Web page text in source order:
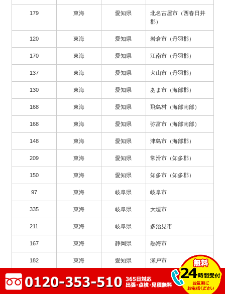
179 東海 愛知県
北名古屋市（西春日井
郡）
120 東海 愛知県 岩倉市（丹羽郡）
170 東海 愛知県 江南市（丹羽郡）
137 東海 愛知県 犬山市（丹羽郡）
130 東海 愛知県 あま市（海部郡）
168 東海 愛知県 飛島村（海部南部）
168 東海 愛知県 弥富市（海部南部）
148 東海 愛知県 津島市（海部郡）
209 東海 愛知県 常滑市（知多郡）
150 東海 愛知県 知多市（知多郡）
97 東海 岐阜県 岐阜市
335 東海 岐阜県 大垣市
211 東海 岐阜県 多治見市
167 東海 静岡県 熱海市
182 東海 愛知県 瀬戸市
263 東海 愛知県 豊川市